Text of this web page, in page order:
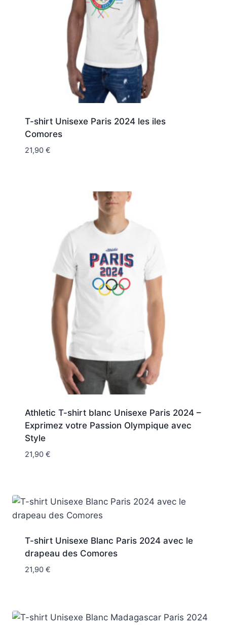
T-shirt Unisexe Paris 2024 les iles
Comores
21,90 €
Athletic T-shirt blanc Unisexe Paris 2024 –
Exprimez votre Passion Olympique avec
Style
21,90 €
T-shirt Unisexe Blanc Paris 2024 avec le
drapeau des Comores
21,90 €